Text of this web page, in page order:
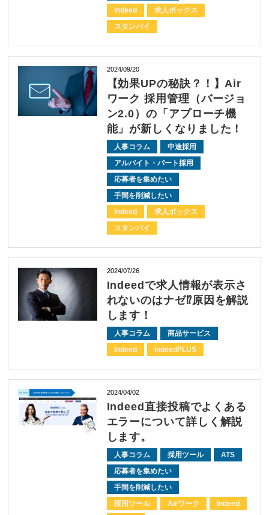
Indeed
求人ボックス
スタンバイ
2024/09/20
【効果UPの秘訣？！】Air
ワーク 採用管理（バージョ
ン2.0）の「アプローチ機
能」が新しくなりました！
人事コラム
中途採用
アルバイト・パート採用
応募者を集めたい
手間を削減したい
Indeed
求人ボックス
スタンバイ
2024/07/26
Indeedで求人情報が表示さ
れないのはナゼ⁉原因を解説
します！
人事コラム
商品サービス
Indeed
indeedPLUS
2024/04/02
Indeed直接投稿でよくある
エラーについて詳しく解説
します。
人事コラム 採用ツール
ATS
応募者を集めたい
手間を削減したい
採用ツール
Airワーク
Indeed